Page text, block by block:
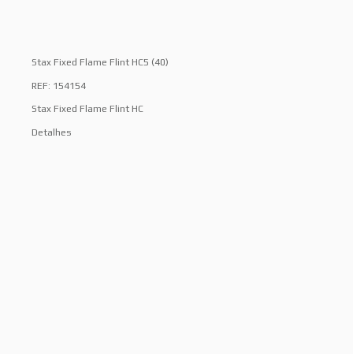
Stax Fixed Flame Flint HC5 (40)
REF: 154154
Stax Fixed Flame Flint HC
Detalhes